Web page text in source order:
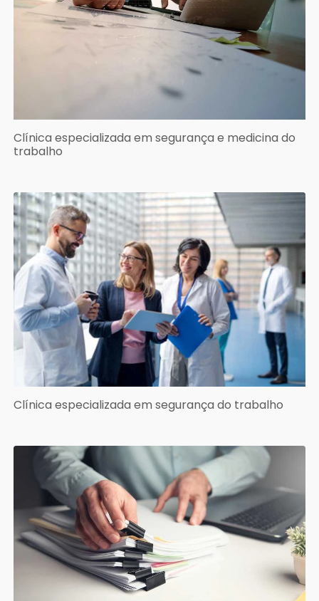
Clínica especializada em segurança e medicina do
trabalho
Clínica especializada em segurança do trabalho